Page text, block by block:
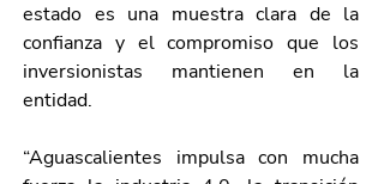
estado es una muestra clara de la
confianza y el compromiso que los
inversionistas mantienen en la
entidad.
“Aguascalientes impulsa con mucha